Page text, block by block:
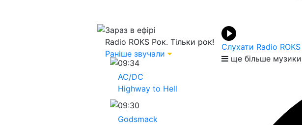
Зараз в ефірі
Radio ROKS Рок. Тільки рок!
Раніше звучали
09:34
AC/DC
Highway to Hell
09:30
Godsmack
Слухати Radio ROKS
ще більше музики